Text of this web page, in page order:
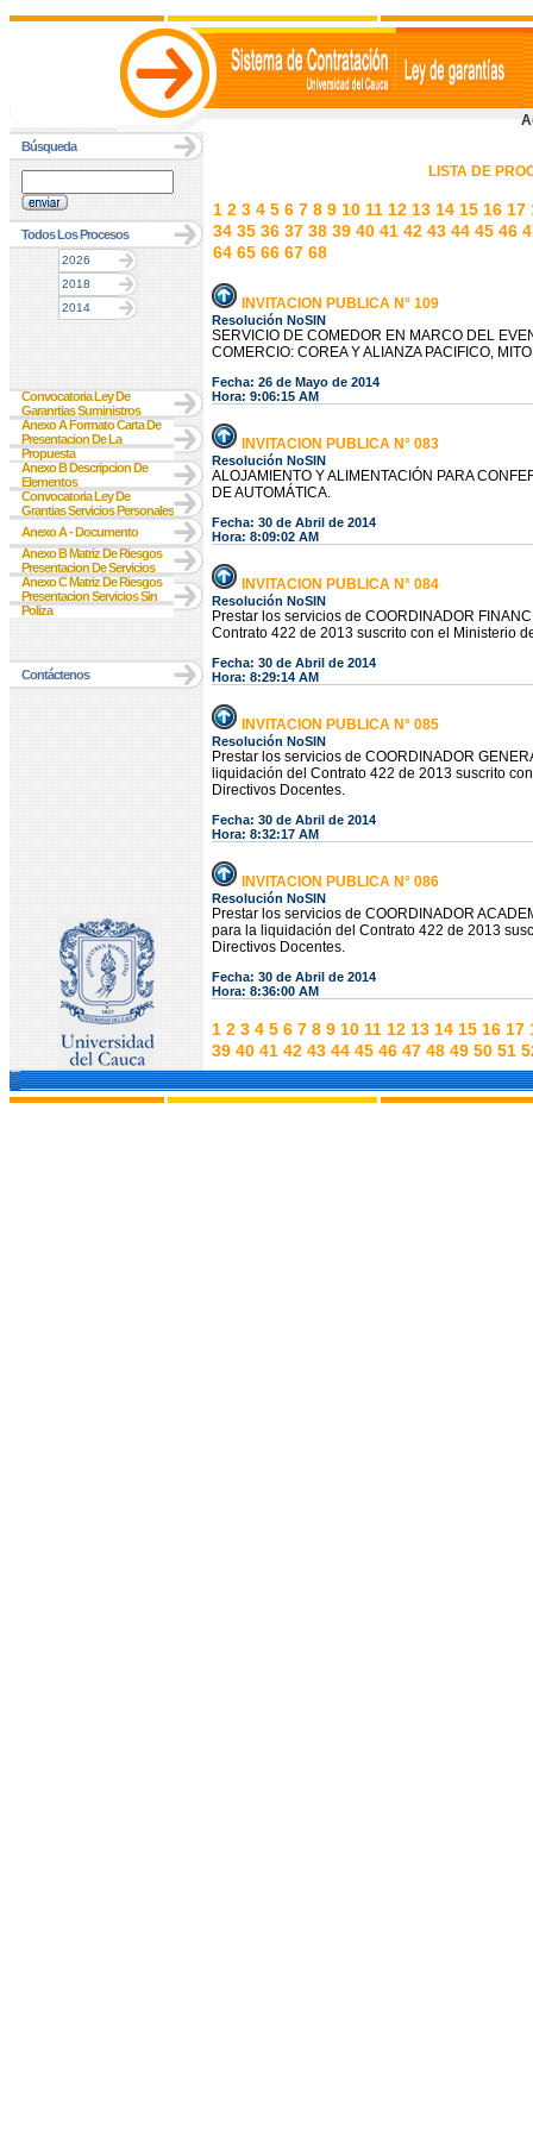
Búsqueda
Todos Los Procesos
2026
2018
2014
Convocatoria Ley De
Garanrtias Suministros
Anexo A Formato Carta De
Presentacion De La
Propuesta
Anexo B Descripcion De
Elementos
Convocatoria Ley De
Grantias Servicios Personales
Anexo A - Documento
Anexo B Matriz De Riesgos
Presentacion De Servicios
Anexo C Matriz De Riesgos
Presentacion Servicios Sin
Poliza
Contáctenos
LISTA DE
1 2 3 4 5 6 7 8 9 10 11 12 13 14 15 16 17
34 35 36 37 38 39 40 41 42 43 44 45 46
64 65 66 67 68
INVITACION PUBLICA N° 109
Resolución NoSIN
SERVICIO DE COMEDOR EN MARCO DEL
COMERCIO: COREA Y ALIANZA PACIFICO,
Fecha: 26 de Mayo de 2014
Hora: 9:06:15 AM
INVITACION PUBLICA N° 083
Resolución NoSIN
ALOJAMIENTO Y ALIMENTACIÓN PARA
DE AUTOMÁTICA.
Fecha: 30 de Abril de 2014
Hora: 8:09:02 AM
INVITACION PUBLICA N° 084
Resolución NoSIN
Prestar los servicios de COORDINADOR
Contrato 422 de 2013 suscrito con el Ministerio
Fecha: 30 de Abril de 2014
Hora: 8:29:14 AM
INVITACION PUBLICA N° 085
Resolución NoSIN
Prestar los servicios de COORDINADOR
liquidación del Contrato 422 de 2013 suscrito
Directivos Docentes.
Fecha: 30 de Abril de 2014
Hora: 8:32:17 AM
INVITACION PUBLICA N° 086
Resolución NoSIN
Prestar los servicios de COORDINADOR
para la liquidación del Contrato 422 de 2013
Directivos Docentes.
Fecha: 30 de Abril de 2014
Hora: 8:36:00 AM
1 2 3 4 5 6 7 8 9 10 11 12 13 14 15 16 17
39 40 41 42 43 44 45 46 47 48 49 50 51